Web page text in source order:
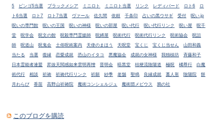
5
ビンゴ5当選 ブラックメシア ミニロト ミニロト当選 リンク レディバード ロト6
ロ
ト6当選
ロト7 ロト7当選 ヴァール 佐久間 依頼 千条印 占いの黒ウサギ 受付
呪い.jp
呪いの専門館
呪いの王国 呪いの神様 呪いの部屋 呪い代行 呪い代行リンク 呪い屋
呪千
堂
呪学会 呪文の館 呪殺専門霊媒師 呪縛屋 呪術代行 呪術代行リンク 呪術協会
呪詛
師
呪道山 呪鬼会 土俗呪術案内 天使のまほう 天呪堂 宝くじ 宝くじ当せん
山田和義
当たる
当選 復縁 恋愛成就 恐山のイタコ 悪魔協会 成就の女神様 我独槙坊
斉藤和子
日本霊能者連盟
昇抜天閲感如来雲明再憎 晋明会 暗黒堂 桔梗流陰陽道 極呪 橘尊行
白魔
術代行
相談 祈祷 祈祷代行リンク 祈願 紗季 老舗 聖鳴 良縁成就 藁人形 陰陽院
餅
月わらび
香苗 高野山祈祷院 魔術コンシェルジュ 魔術団メビウス 鴉の社
このブログを購読